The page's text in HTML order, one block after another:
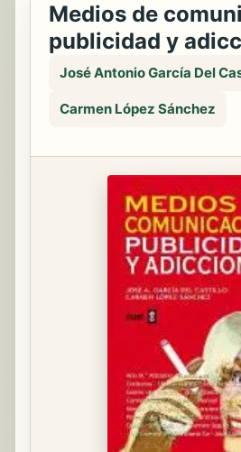
Medios de
publicidad y
José Antonio García Del
Carmen López Sánchez